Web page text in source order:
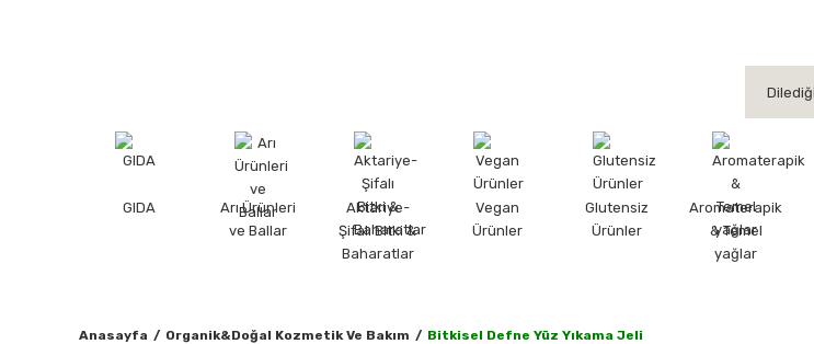
GIDA
Arı Ürünleri
ve Ballar
Aktariye-
Şifalı Bitki &
Baharatlar
Vegan
Ürünler
Glutensiz
Ürünler
Aromaterapik
& Temel
yağlar
Anasayfa Organik&Doğal Kozmetik Ve Bakım Bitkisel Defne Yüz Yıkama Jeli